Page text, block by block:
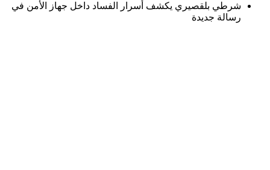
شرطي بلقصيري يكشف أسرار الفساد داخل جهاز الأمن في
رسالة جديدة